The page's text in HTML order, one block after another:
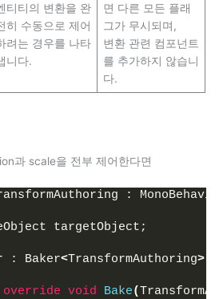
티티의 변환을 완
히 수동으로 제어
려는 경우를 나타
니다.
면 다른 모든 플래
그가 무시되며,
변환 관련 컴포넌트
를 추가하지 않습니
다.
과 scale을 전부 제어한다면
:
targetObject;
: Baker<TransformAuthoring>
override void Bake(